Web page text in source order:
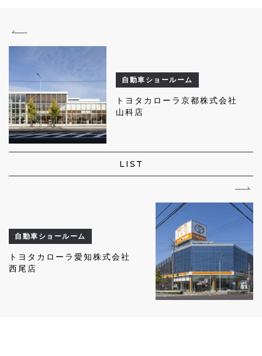
自動車ショールーム
トヨタカローラ京都株式会社
山科店
LIST
自動車ショールーム
トヨタカローラ愛知株式会社
西尾店